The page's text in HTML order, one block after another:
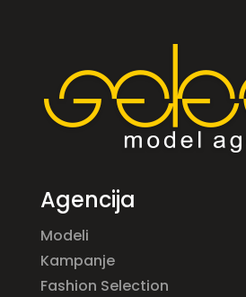
Agencija
Modeli
Kampanje
Fashion Selection